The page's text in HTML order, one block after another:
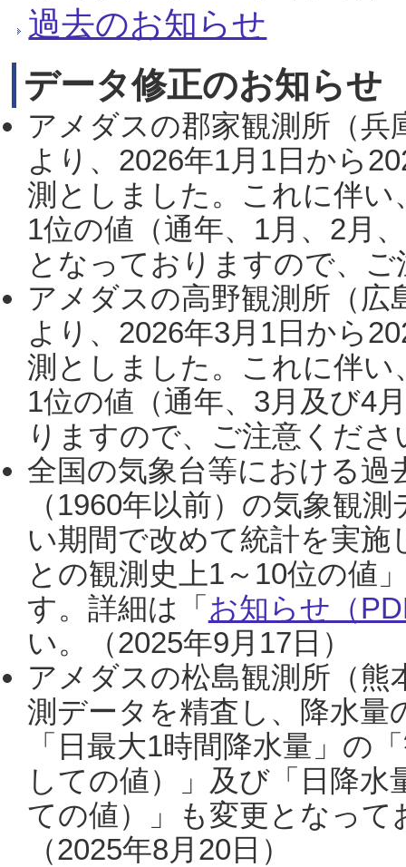
過去のお知らせ
データ修正のお知らせ
アメダスの郡家観測所（
より、2026年1月1日から
測としました。これに伴い
1位の値（通年、1月、2月
となっておりますので、
アメダスの高野観測所（
より、2026年3月1日から
測としました。これに伴い
1位の値（通年、3月及び4
りますので、ご注意くだ
全国の気象台等における過
（1960年以前）の気象観
い期間で改めて統計を実
との観測史上1～10位の値
す。詳細は「 お知らせ（
い。（2025年9月17日）
アメダスの松島観測所（熊
測データを精査し、降水
「日最大1時間降水量」の
しての値）」及び「日降
ての値）」も変更となっ
（2025年8月20日）